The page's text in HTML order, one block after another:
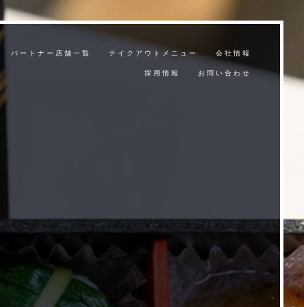
パートナー店舗一覧 テイクアウトメニュー
会社情報
採用情報
お問い合わせ